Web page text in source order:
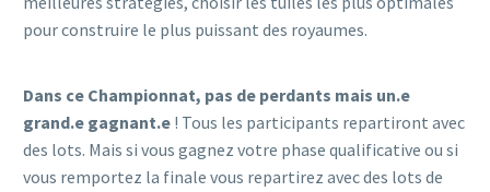
pour construire le plus puissant des royaumes.
Dans ce Championnat, pas de perdants mais un.e
grand.e gagnant.e ! Tous les participants repartiront avec
des lots. Mais si vous gagnez votre phase qualificative ou si
vous remportez la finale vous repartirez avec des lots de